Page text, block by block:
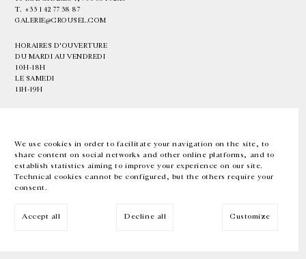
We use cookies in order to facilitate your navigation on the site, to
share content on social networks and other online platforms, and to
establish statistics aiming to improve your experience on our site.
Technical cookies cannot be configured, but the others require your
consent.
Accept all Decline all Customize
T. +33 1 42 77 38 87
GALERIE@CROUSEL.COM
HORAIRES D'OUVERTURE
DU MARDI AU VENDREDI
10H-18H
LE SAMEDI
11H-19H
EN FR 中文 Facebook Instagram
Inscrivez-vous à notre newsletter